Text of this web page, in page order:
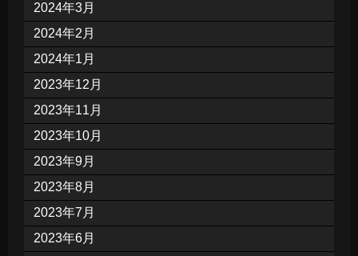
2024年3月
2024年2月
2024年1月
2023年12月
2023年11月
2023年10月
2023年9月
2023年8月
2023年7月
2023年6月